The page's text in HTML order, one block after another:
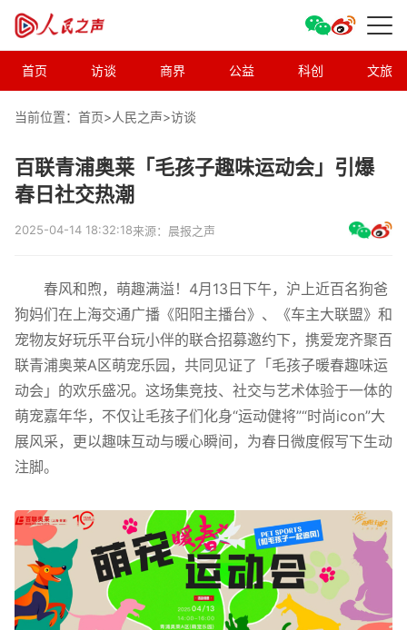
首页 访谈 商界 公益 科创 文旅
当前位置：首页>人民之声>访谈
百联青浦奥莱「毛孩子趣味运动会」引爆
春日社交热潮
2025-04-14 18:32:18来源：晨报之声
春风和煦，萌趣满溢！4月13日下午，沪上近百名狗爸
狗妈们在上海交通广播《阳阳主播台》、《车主大联盟》和
宠物友好玩乐平台玩小伴的联合招募邀约下，携爱宠齐聚百
联青浦奥莱A区萌宠乐园，共同见证了「毛孩子暖春趣味运
动会」的欢乐盛况。这场集竞技、社交与艺术体验于一体的
萌宠嘉年华，不仅让毛孩子们化身“运动健将”“时尚icon”大
展风采，更以趣味互动与暖心瞬间，为春日微度假写下生动
注脚。